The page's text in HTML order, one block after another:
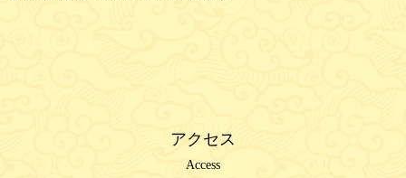
アクセス
Access